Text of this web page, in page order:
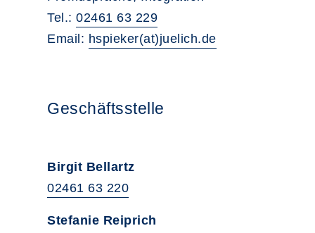
Tel.:02461 63 229
Email: hspieker(at)juelich.de
Geschäftsstelle
Birgit Bellartz
02461 63 220
Stefanie Reiprich